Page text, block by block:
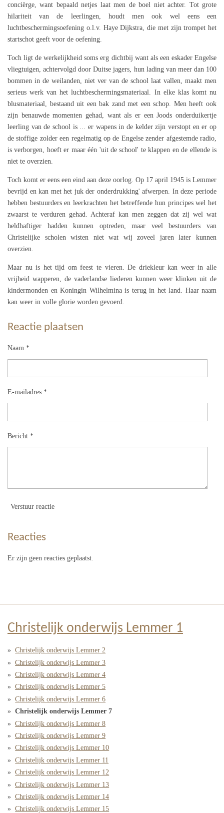
conciërge, want bepaald netjes laat men de boel niet achter. Tot grote
hilariteit van de leerlingen, houdt men ook wel eens een
luchtbeschermingsoefening o.l.v. Haye Dijkstra, die met zijn trompet het
startschot geeft voor de oefening.
Toch ligt de werkelijkheid soms erg dichtbij want als een eskader Engelse
vliegtuigen, achtervolgd door Duitse jagers, hun lading van meer dan 100
bommen in de weilanden, niet ver van de school laat vallen, maakt men
serieus werk van het luchtbeschermingsmateriaal. In elke klas komt nu
blusmateriaal, bestaand uit een bak zand met een schop. Men heeft ook
zijn benauwde momenten gehad, want als er een Joods onderduikertje
leerling van de school is ... er wapens in de kelder zijn verstopt en er op
de stoffige zolder een regelmatig op de Engelse zender afgestemde radio,
is verborgen, hoeft er maar één 'uit de school' te klappen en de ellende is
niet te overzien.
Toch komt er eens een eind aan deze oorlog. Op 17 april 1945 is Lemmer
bevrijd en kan met het juk der onderdrukking' afwerpen. In deze periode
hebben bestuurders en leerkrachten het betreffende hun principes wel het
zwaarst te verduren gehad. Achteraf kan men zeggen dat zij wel wat
heldhaftiger hadden kunnen optreden, maar veel bestuurders van
Christelijke scholen wisten niet wat wij zoveel jaren later kunnen
overzien.
Maar nu is het tijd om feest te vieren. De driekleur kan weer in alle
vrijheid wapperen, de vaderlandse liederen kunnen weer klinken uit de
kindermonden en Koningin Wilhelmina is terug in het land. Haar naam
kan weer in volle glorie worden gevoerd.
Reactie plaatsen
Naam *
E-mailadres *
Bericht *
Verstuur reactie
Reacties
Er zijn geen reacties geplaatst.
Christelijk onderwijs Lemmer 1
Christelijk onderwijs Lemmer 2
Christelijk onderwijs Lemmer 3
Christelijk onderwijs Lemmer 4
Christelijk onderwijs Lemmer 5
Christelijk onderwijs Lemmer 6
Christelijk onderwijs Lemmer 7
Christelijk onderwijs Lemmer 8
Christelijk onderwijs Lemmer 9
Christelijk onderwijs Lemmer 10
Christelijk onderwijs Lemmer 11
Christelijk onderwijs Lemmer 12
Christelijk onderwijs Lemmer 13
Christelijk onderwijs Lemmer 14
Christelijk onderwijs Lemmer 15